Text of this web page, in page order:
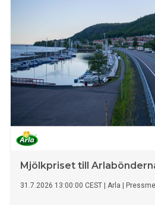
Mjölkpriset till
31.7.2026 13:00:00 CEST Arla